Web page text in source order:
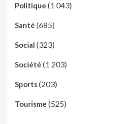
Politique (1 043)
Santé (685)
Social (323)
Société (1 203)
Sports(203)
Tourisme (525)